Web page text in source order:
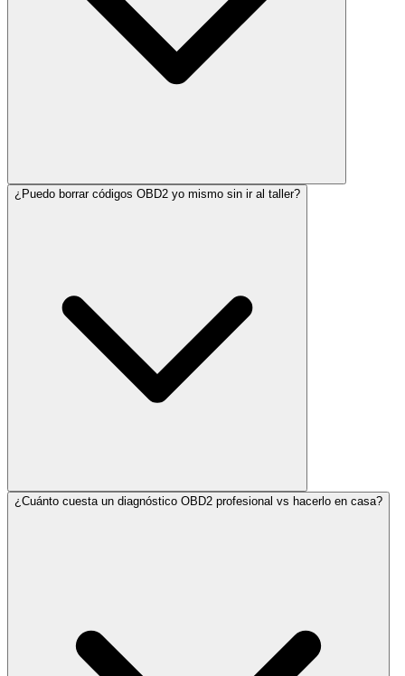
¿Puedo borrar códigos OBD2 yo mismo sin ir al taller?
¿Cuánto cuesta un diagnóstico OBD2 profesional vs hacerlo en casa?